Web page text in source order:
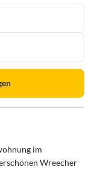
im
Wreecher